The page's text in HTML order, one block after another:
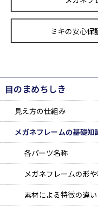
ミキの安心保
目のまめちしき
見え方の仕組み
メガネフレームの基礎知
各パーツ名称
メガネフレームの形
素材による特徴の違い